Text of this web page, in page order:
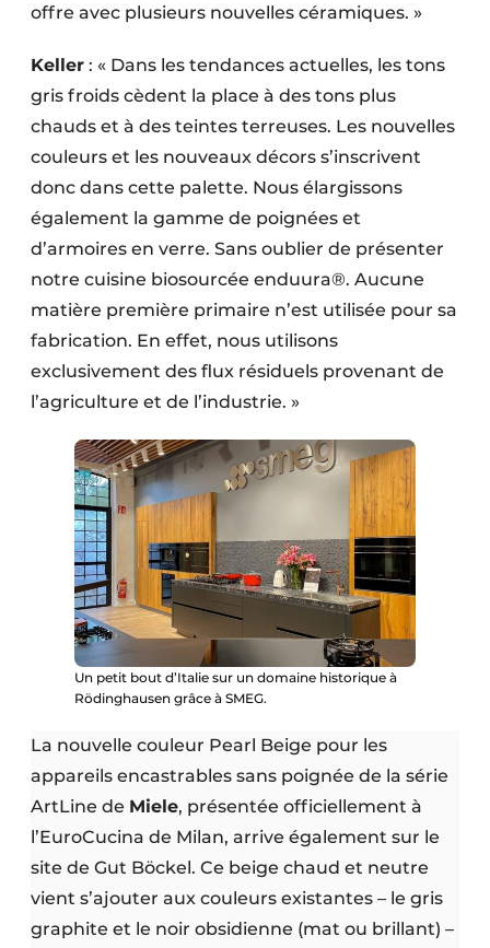
offre avec plusieurs nouvelles céramiques. »
Keller : « Dans les tendances actuelles, les tons
gris froids cèdent la place à des tons plus
chauds et à des teintes terreuses. Les nouvelles
couleurs et les nouveaux décors s’inscrivent
donc dans cette palette. Nous élargissons
également la gamme de poignées et
d’armoires en verre. Sans oublier de présenter
notre cuisine biosourcée enduura®. Aucune
matière première primaire n’est utilisée pour sa
fabrication. En effet, nous utilisons
exclusivement des flux résiduels provenant de
l’agriculture et de l’industrie. »
Un petit bout d’Italie sur un domaine historique à
Rödinghausen grâce à SMEG.
La nouvelle couleur Pearl Beige pour les
appareils encastrables sans poignée de la série
ArtLine de Miele, présentée officiellement à
l’EuroCucina de Milan, arrive également sur le
site de Gut Böckel. Ce beige chaud et neutre
vient s’ajouter aux couleurs existantes – le gris
graphite et le noir obsidienne (mat ou brillant) –